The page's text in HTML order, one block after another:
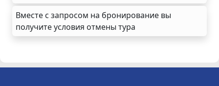
Вместе с запросом на бронирование вы
получите условия отмены тура